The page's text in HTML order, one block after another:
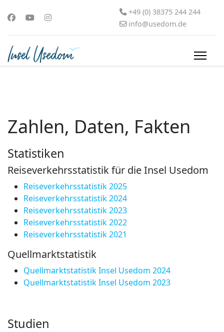
+49 (0) 38375 244 244
info@usedom.de
Zahlen, Daten, Fakten
Statistiken
Reiseverkehrsstatistik für die Insel Usedom
Reiseverkehrsstatistik 2025
Reiseverkehrsstatistik 2024
Reiseverkehrsstatistik 2023
Reiseverkehrsstatistik 2022
Reiseverkehrsstatistik 2021
Quellmarktstatistik
Quellmarktstatistik Insel Usedom 2024
Quellmarktstatistik Insel Usedom 2023
Studien